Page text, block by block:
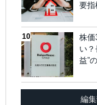
要指
株価
い
益”
編